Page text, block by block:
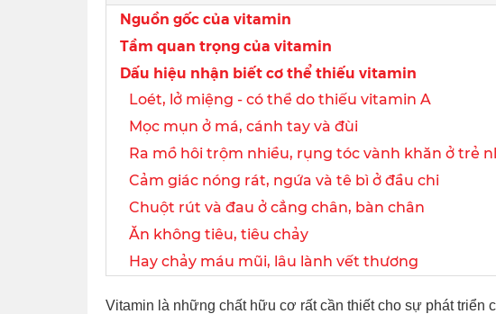
Nguồn gốc của vitamin
Tầm quan trọng của vitamin
Dấu hiệu nhận biết cơ thể thiếu vitamin
Loét, lở miệng - có thể do thiếu vitamin A
Mọc mụn ở má, cánh tay và đùi
Ra mồ hôi trộm nhiều, rụng tóc vành khăn ở trẻ
Cảm giác nóng rát, ngứa và tê bì ở đầu chi
Chuột rút và đau ở cẳng chân, bàn chân
Ăn không tiêu, tiêu chảy
Hay chảy máu mũi, lâu lành vết thương
Vitamin là những chất hữu cơ rất cần thiết cho sự phát triển